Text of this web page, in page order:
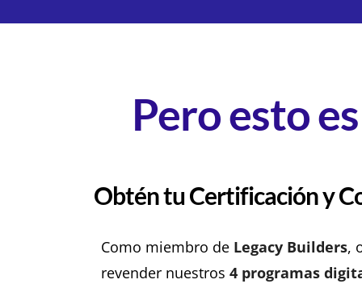
Pero esto
Obtén tu Certificación y
Como miembro de Legacy Builders,
revender nuestros 4 programas